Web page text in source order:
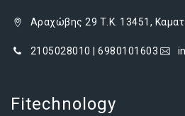
Αραχώβης 29 Τ.Κ. 13451,
2105028010 | 6980101603
Fitechnology